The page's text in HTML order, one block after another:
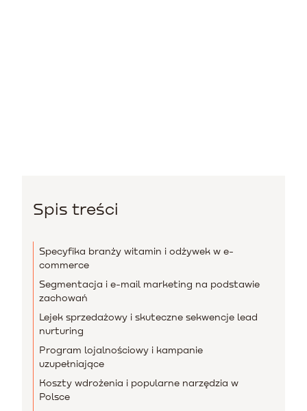
Spis treści
Specyfika branży witamin i odżywek w e-
commerce
Segmentacja i e-mail marketing na podstawie
zachowań
Lejek sprzedażowy i skuteczne sekwencje lead
nurturing
Program lojalnościowy i kampanie
uzupełniające
Koszty wdrożenia i popularne narzędzia w
Polsce